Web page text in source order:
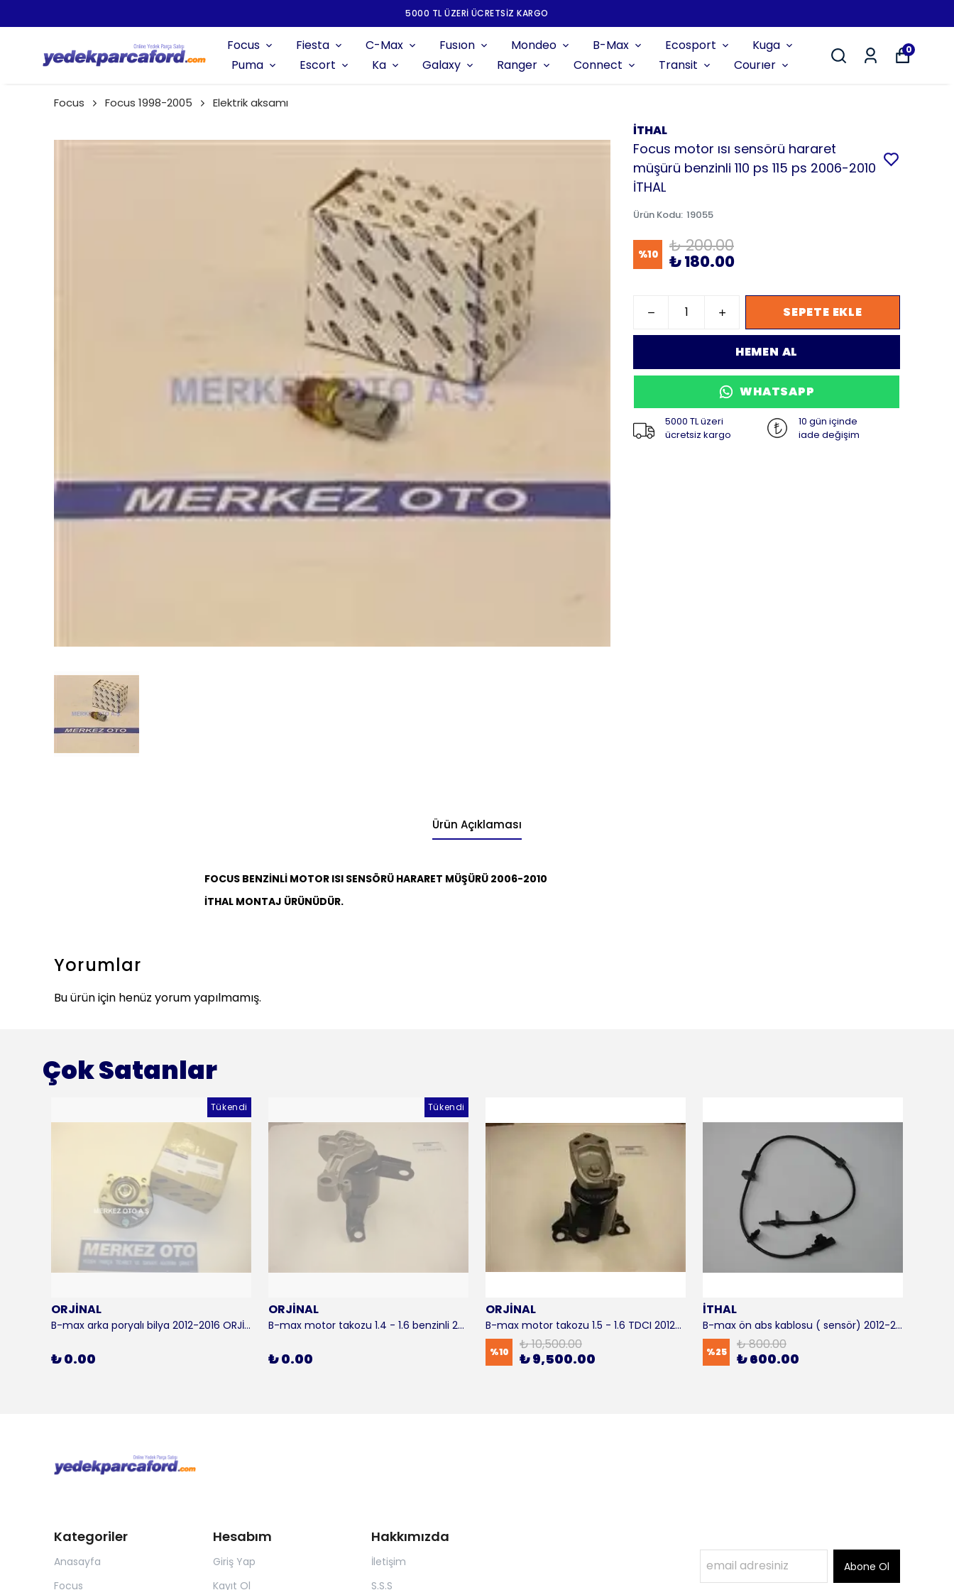
5000 TL ÜZERI ÜCRETSIZ KARGO
Focus Fiesta C-Max Fusıon Mondeo B-Max Ecosport
Kuga
Puma
Escort Ka Galaxy Ranger Connect Transit Courıer
0
Focus Focus 1998-2005 Elektrik aksamı
İTHAL
Focus motor ısı sensörü hararet
müşürü benzinli 110 ps 115 ps 2006-2010
İTHAL
Ürün Kodu: 19055
%10 ₺ 200.00
₺ 180.00
SEPETE EKLE
HEMEN AL
WHATSAPP
5000 TL üzeri
ücretsiz kargo
10 gün içinde
iade değişim
Ürün Açıklaması
FOCUS BENZİNLİ MOTOR ISI SENSÖRÜ HARARET MÜŞÜRÜ 2006-2010
İTHAL MONTAJ ÜRÜNÜDÜR.
Yorumlar
Bu ürün için henüz yorum yapılmamış.
Çok Satanlar
Tükendi
ORJİNAL
B-max arka poryalı bilya 2012-2016 ORJİNAL
₺ 0.00
Tükendi
ORJİNAL
B-max motor takozu 1.4 - 1.6 benzinli 2012-2016 ORJİNAL
₺ 0.00
ORJİNAL
B-max motor takozu 1.5 - 1.6 TDCI 2012-2016 ORJİNAL
%10 ₺ 10,500.00
₺ 9,500.00
İTHAL
B-max ön abs kablosu ( sensör) 2012-2016 ITHAL
%25 ₺ 800.00
₺ 600.00
Kategoriler
Anasayfa
Focus
Hesabım
Giriş Yap
Kayıt Ol
Hakkımızda
İletişim
S.S.S
Abone Ol